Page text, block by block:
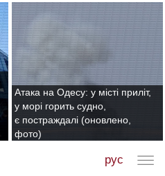
Атака на Одесу: у місті приліт,
у морі горить судно,
є постраждалі (оновлено,
фото)
рус